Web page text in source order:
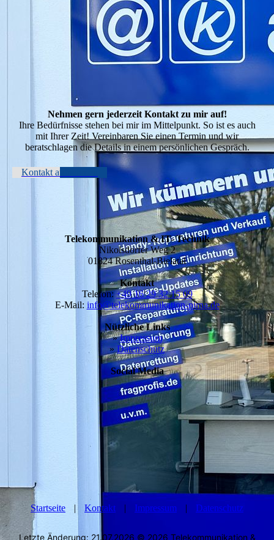
Nehmen gern jederzeit Kontakt zu mir auf!
Ihre Bedürfnisse stehen bei mir im Mittelpunkt. So ist es auch
mit Ihrer Zeit! Vereinbaren Sie einen Termin und wir
beratschlagen die Details in einem persönlichen Gespräch.
Kontakt aufnehmen
Telekommunikation & IT- Technik
Nikolsdorfer Weg 2
01824 Rosenthal-Bielatal
Kontakt
Telefon:+49 16 29 32 15 09
E-Mail: info@telekommunikation-pirna.de
Nützliche Links
»Impressum
» Datenschutz
Social Media
Startseite | Kontakt | Impressum | Datenschutz
Letzte Änderung: 21.07.2026 © 2026 Telekommunikation &